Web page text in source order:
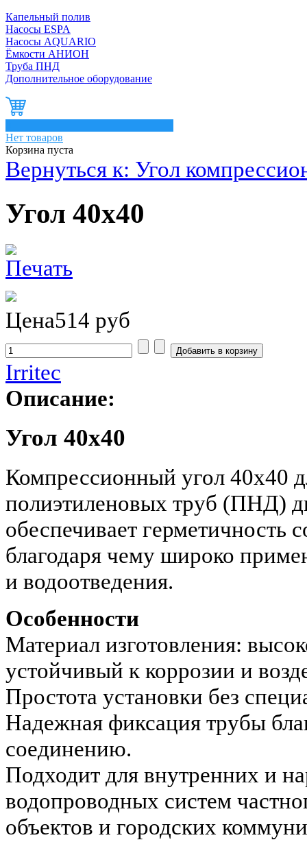
Капельный полив
Насосы ESPA
Насосы AQUARIO
Ёмкости АНИОН
Труба ПНД
Дополнительное оборудование
Нет товаров
Корзина пуста
Вернуться к: Угол
Угол 40х40
Цена514 руб
Irritec
Описание:
Угол 40х40
Компрессионный угол 40х40
полиэтиленовых труб (ПНД)
обеспечивает герметичность
благодаря чему широко
и водоотведения.
Особенности
Материал изготовления:
устойчивый к коррозии и
Простота установки без
Надежная фиксация трубы
соединению.
Подходит для внутренних и
водопроводных систем
объектов и городских